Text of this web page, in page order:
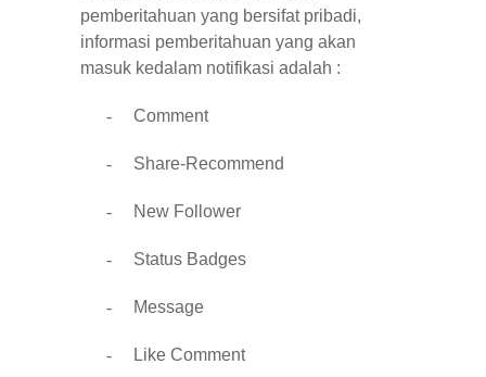
pemberitahuan yang bersifat pribadi,
informasi pemberitahuan yang akan
masuk kedalam notifikasi adalah :
- Comment
- Share-Recommend
- New Follower
- Status Badges
- Message
- Like Comment